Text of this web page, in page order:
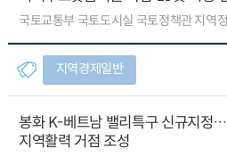
국토교통부 국토도시실 국토정책관 지역
지역경제일반
봉화 K-베트남 밸리특구 신규지정
지역활력 거점 조성